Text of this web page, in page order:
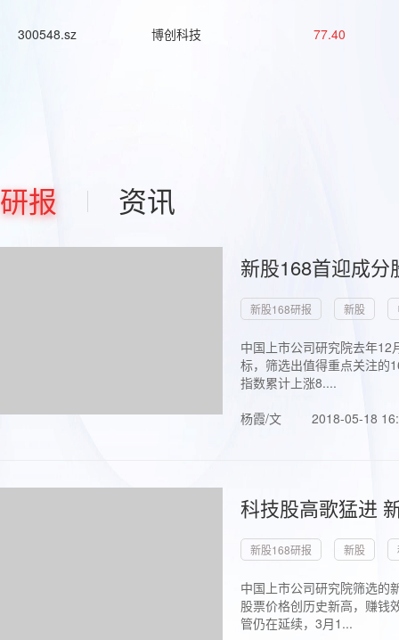
300548.sz 博创科技 77.40
研报 资讯
新股168首迎成
新股168研报 新股
中国上市公司研究院去年
标，筛选出值得重点关注的
指数累计上涨8....
杨霞/文
2018-05-18
科技股高歌猛进
新股168研报 新股
中国上市公司研究院筛选的
股票价格创历史新高，赚钱
管仍在延续，3月1...